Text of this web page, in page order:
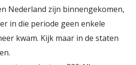
Nederland zijn binnengekomen,
in die periode geen enkele
kwam. Kijk maar in de staten